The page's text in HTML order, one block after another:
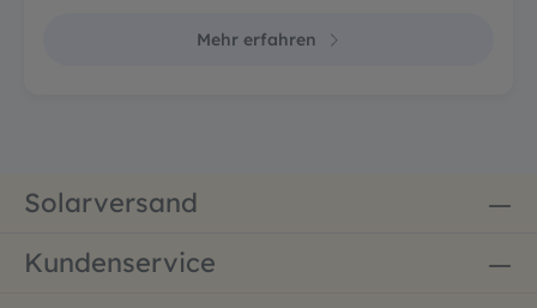
Mehr erfahren
Solarversand
Kundenservice